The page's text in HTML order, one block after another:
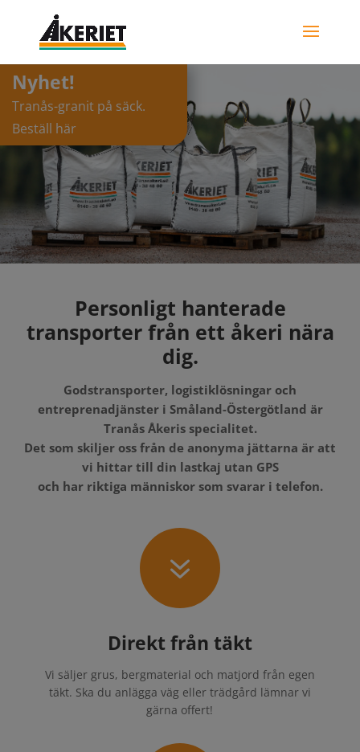
Nyhet!
Tranås-granit på säck.
Beställ här
Personligt hanterade
transporter från ett åkeri nära
dig.
Godstransporter, logistiklösningar och
entreprenadjänster i Småland-Östergötland är
Tranås Åkeris specialitet.
Det som skiljer oss från de anonyma jättarna är att
vi hittar till din lastkaj utan GPS
och har riktiga människor som svarar i telefon.
7
Direkt från täkt
Vi säljer grus, bergmaterial och matjord från egen
täkt. Ska du anlägga väg eller trädgård lämnar vi
gärna offert!